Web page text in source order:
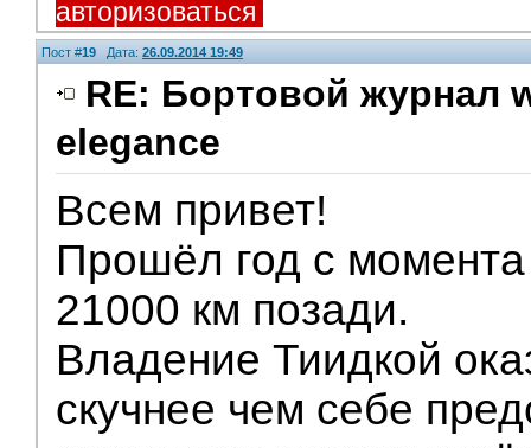
авторизоваться
Пост #19 Дата: 26.09.2014 19:49
RE: Бортовой журнал
elegance
Всем привет!
Прошёл год с
21000 км позади.
Владение Тиидкой
скучнее чем себе